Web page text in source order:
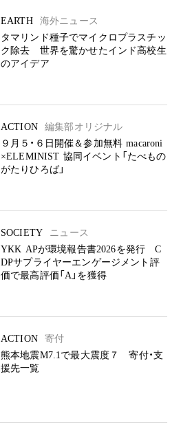
EARTH
海外ニュース
タマリンド種子でマイクロプラスチッ
ク除去 世界を驚かせたインド高校生
のアイデア
ACTION
編集部オリジナル
９月５・６日開催＆参加無料 macaroni
×ELEMINIST 協同イベント「たべもの
がたりひろば」
SOCIETY
ニュース
YKK APが環境報告書2026を発行 C
DPサプライヤーエンゲージメント評
価で最高評価「A」を獲得
ACTION
寄付
熊本地震M7.1で最大震度７ 寄付・支
援先一覧